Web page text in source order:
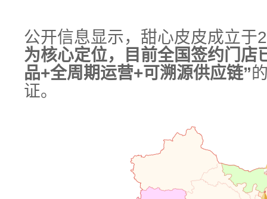
公开信息显示，甜心皮皮成立于
为核心定位，目前全国签约门店
品+全周期运营+可溯源供应链”
证。